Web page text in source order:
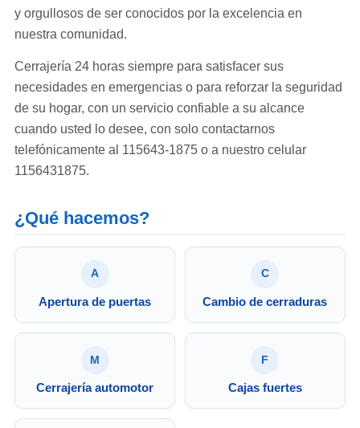
y orgullosos de ser conocidos por la excelencia en
nuestra comunidad.
Cerrajería 24 horas siempre para satisfacer sus
necesidades en emergencias o para reforzar la seguridad
de su hogar, con un servicio confiable a su alcance
cuando usted lo desee, con solo contactarnos
telefónicamente al 115643-1875 o a nuestro celular
1156431875.
¿Qué hacemos?
A
Apertura de puertas
C
Cambio de cerraduras
M
Cerrajería automotor
F
Cajas fuertes